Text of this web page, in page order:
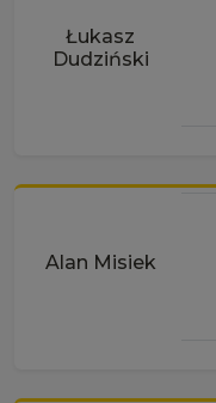
Łukasz
Dudziński
Alan Misiek